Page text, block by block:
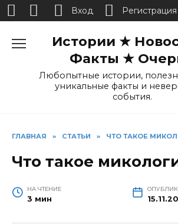
Истории ★
Факты ★
Любопытные истории,
уникальные факты и
события.
ГЛАВНАЯ » СТАТЬИ » ЧТО ТАКОЕ
Что такое
НА ЧТЕНИЕ
3 мин
Вход Регистрация